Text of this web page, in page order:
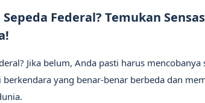
Federal? Temukan
Jika belum, Anda pasti harus mencobanya
berkendara yang benar-benar berbeda dan